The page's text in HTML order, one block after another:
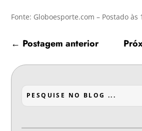
Fonte: Globoesporte.com – Postado às
← Postagem anterior